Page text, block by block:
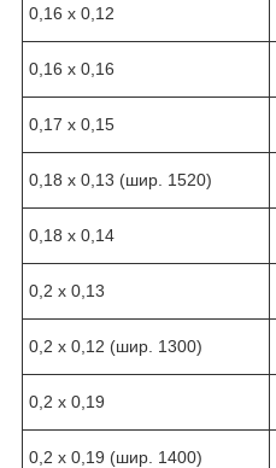
0,16 х 0,12
0,16 х 0,16
0,17 х 0,15
0,18 х 0,13 (шир. 1520)
0,18 х 0,14
0,2 х 0,13
0,2 х 0,12 (шир. 1300)
0,2 х 0,19
0,2 х 0,19 (шир. 1400)